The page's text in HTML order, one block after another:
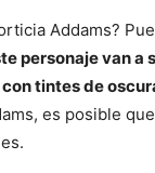
Addams?
personaje van a
tintes de
es posible